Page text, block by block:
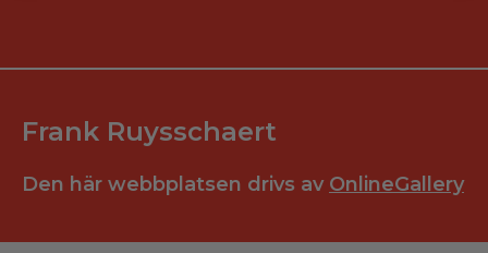
Frank Ruysschaert
Den här webbplatsen drivs av OnlineGallery